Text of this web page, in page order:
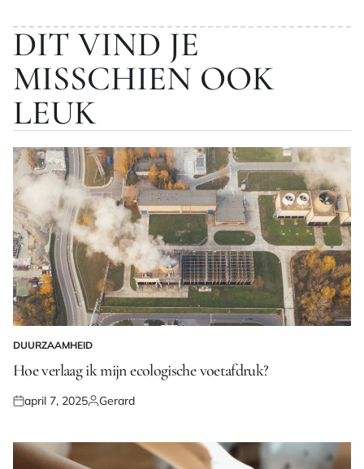
DIT VIND JE
MISSCHIEN OOK
LEUK
GEPLAATST
IN
DUURZAAMHEID
Hoe verlaag ik mijn ecologische voetafdruk?
Geplaatst
april 7, 2025Geplaatst
Gerard